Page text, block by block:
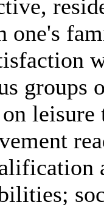
one's
groups